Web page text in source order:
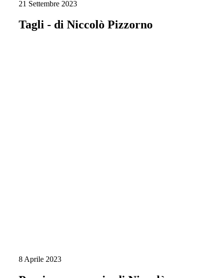
21 Settembre 2023
Tagli - di Niccolò Pizzorno
8 Aprile 2023